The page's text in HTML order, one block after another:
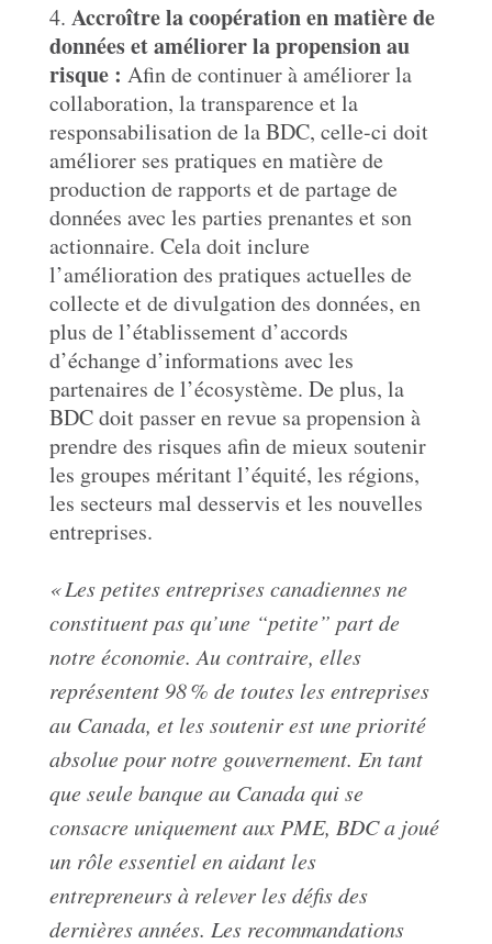
Accroître la coopération en matière de
données et améliorer la propension au
risque : Afin de continuer à améliorer la
collaboration, la transparence et la
responsabilisation de la BDC, celle-ci doit
améliorer ses pratiques en matière de
production de rapports et de partage de
données avec les parties prenantes et son
actionnaire. Cela doit inclure
l’amélioration des pratiques actuelles de
collecte et de divulgation des données, en
plus de l’établissement d’accords
d’échange d’informations avec les
partenaires de l’écosystème. De plus, la
BDC doit passer en revue sa propension à
prendre des risques afin de mieux soutenir
les groupes méritant l’équité, les régions,
les secteurs mal desservis et les nouvelles
entreprises.
« Les petites entreprises canadiennes ne
constituent pas qu’une “petite” part de
notre économie. Au contraire, elles
représentent 98 % de toutes les entreprises
au Canada, et les soutenir est une priorité
absolue pour notre gouvernement. En tant
que seule banque au Canada qui se
consacre uniquement aux PME, BDC a joué
un rôle essentiel en aidant les
entrepreneurs à relever les défis des
dernières années. Les recommandations